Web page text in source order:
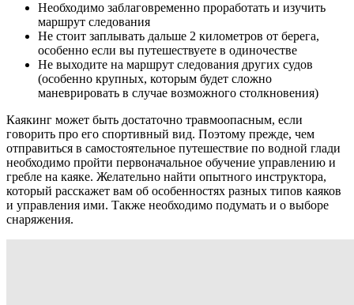
Необходимо заблаговременно проработать и изучить
маршрут следования
Не стоит заплывать дальше 2 километров от берега,
особенно если вы путешествуете в одиночестве
Не выходите на маршрут следования других судов
(особенно крупных, которым будет сложно
маневрировать в случае возможного столкновения)
Каякинг может быть достаточно травмоопасным, если
говорить про его спортивный вид. Поэтому прежде, чем
отправиться в самостоятельное путешествие по водной глади
необходимо пройти первоначальное обучение управлению и
гребле на каяке. Желательно найти опытного инструктора,
который расскажет вам об особенностях разных типов каяков
и управления ими. Также необходимо подумать и о выборе
снаряжения.